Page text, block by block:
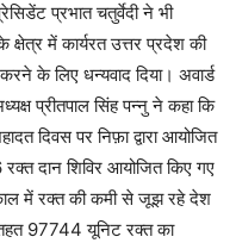
प्रभात चतुर्वेदी ने भी
क्षेत्र में कार्यरत उत्तर प्रदेश की
के लिए धन्यवाद दिया। अवार्ड
प्रीतपाल सिंह पन्नु ने कहा कि
दिवस पर निफ़ा द्वारा आयोजित
दान शिविर आयोजित किए गए
में रक्त की कमी से जूझ रहे देश
97744 यूनिट रक्त का